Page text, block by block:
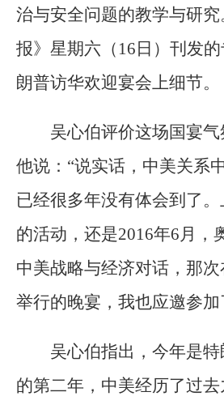
治与安全问题的教学与研
报》星期六（16日）刊发
朗普访华欢迎宴会上细节。
吴心伯评价这场国宴气
他说：“说实话，中美关系
已经很多年没有体会到了
的活动，还是2016年6月，
中美战略与经济对话，那
举行的晚宴，我也应邀参加
吴心伯指出，今年是
的第二年，中美经历了过